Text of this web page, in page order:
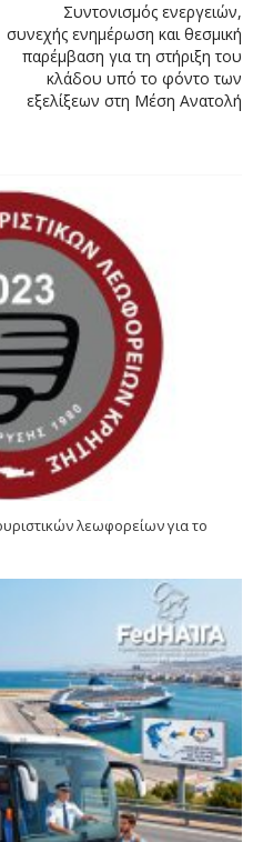
Συντονισμός ενεργειών,
συνεχής ενημέρωση και θεσμική
παρέμβαση για τη στήριξη του
κλάδου υπό το φόντο των
εξελίξεων στη Μέση Ανατολή
λεωφορείων για το